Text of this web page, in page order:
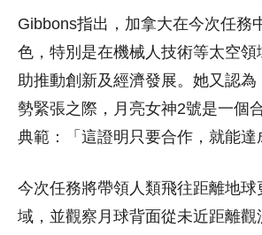
Gibbons指出，加拿大在今次任務
色，特別是在機械人技術等太空
助推動創新及經濟發展。她又認為
勢緊張之際，月亮女神2號是一個
典範：「這證明只要合作，就能達
今次任務將帶領人類飛往距離地球
域，並觀察月球背面從未近距離觀